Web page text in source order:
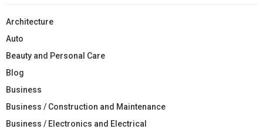
Architecture
Auto
Beauty and Personal Care
Blog
Business
Business / Construction and Maintenance
Business / Electronics and Electrical